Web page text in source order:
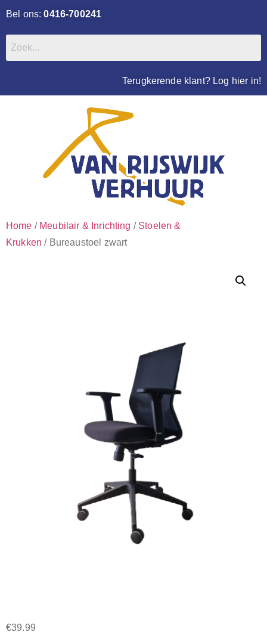
Bel ons:0416-700241
Terugkerende klant? Log hier in!
Home / Meubilair & Inrichting / Stoelen &
Krukken / Bureaustoel zwart
€39.99